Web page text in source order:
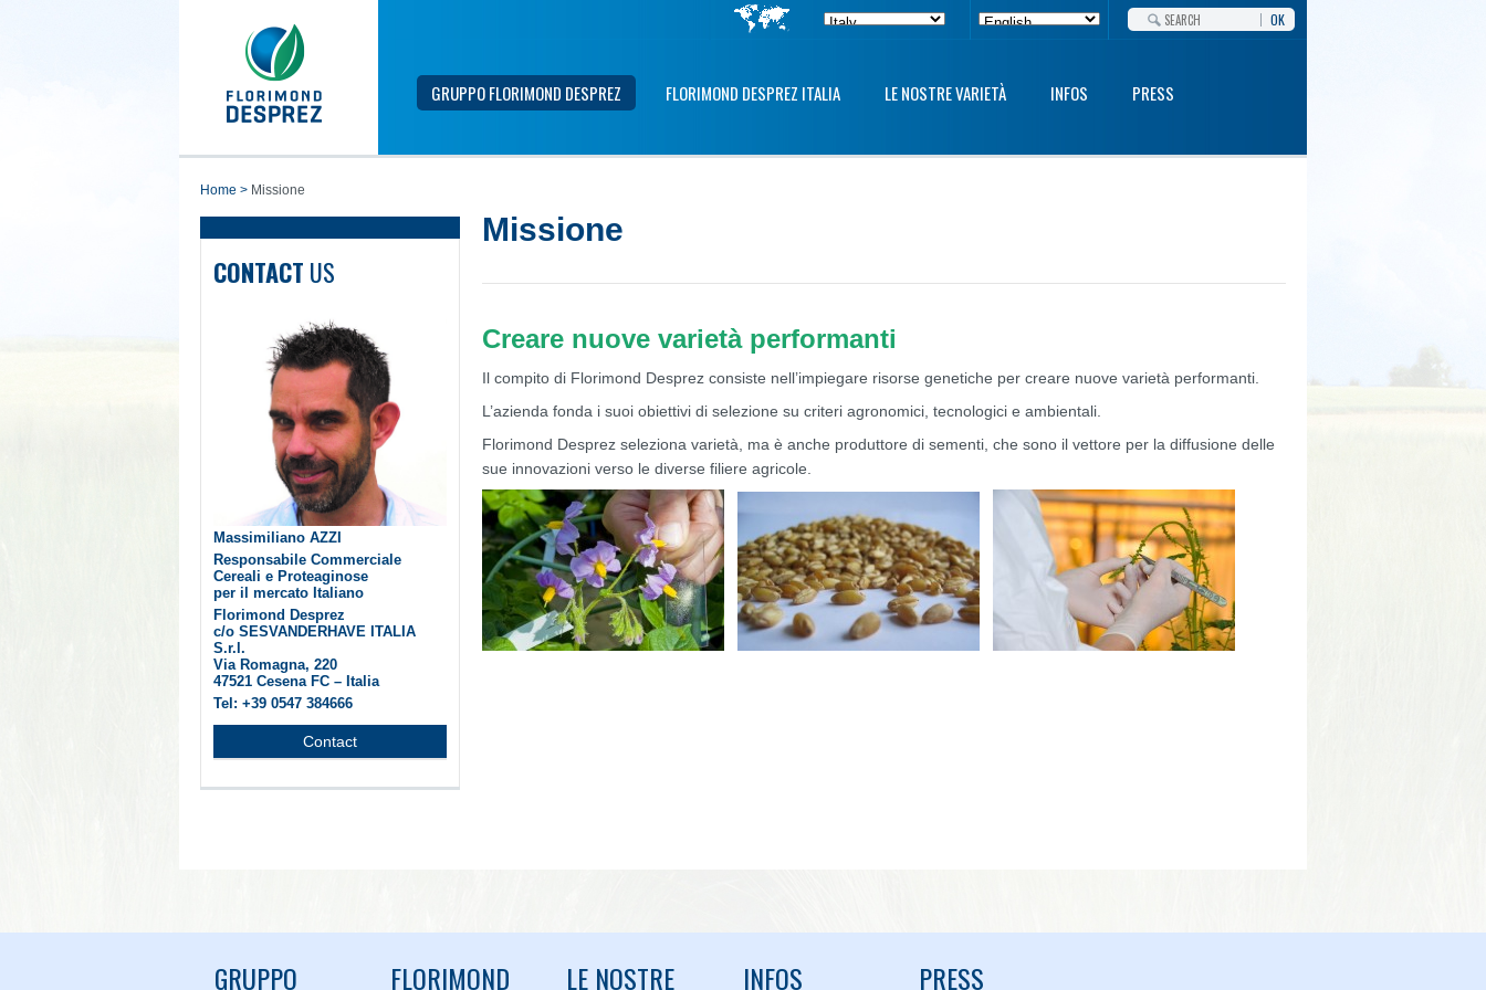
OK
GRUPPO FLORIMOND DESPREZ FLORIMOND DESPREZ ITALIA LE NOSTRE VARIETÀ INFOS PRESS
home > Missione
CONTACT US
Massimiliano AZZI
Responsabile Commerciale
Cereali e Proteaginose
per il mercato Italiano
Florimond Desprez
c/o SESVANDERHAVE ITALIA
S.r.l.
Via Romagna, 220
47521 Cesena FC – Italia
Tel: +39 0547 384666
Contact
Missione
Creare nuove varietà performanti
Il compito di Florimond Desprez consiste nell’impiegare risorse genetiche per creare nuove varietà performanti.
L’azienda fonda i suoi obiettivi di selezione su criteri agronomici, tecnologici e ambientali.
Florimond Desprez seleziona varietà, ma è anche produttore di sementi, che sono il vettore per la diffusione delle
sue innovazioni verso le diverse filiere agricole.
GRUPPO FLORIMOND LE NOSTRE INFOS PRESS